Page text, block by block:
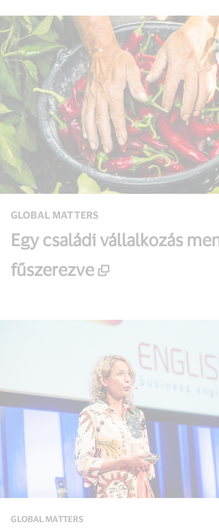
GLOBAL MATTERS
Egy családi vállalkozás
fűszerezve
GLOBAL MATTERS